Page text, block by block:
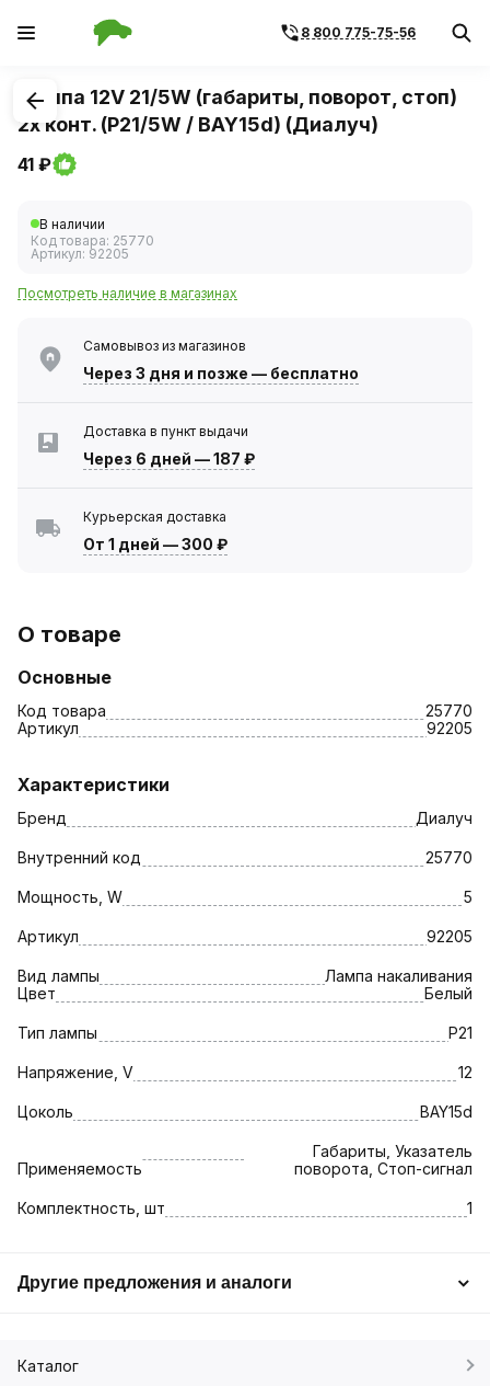
8 800 775-75-56
1/1
Лампа 12V 21/5W (габариты, поворот, стоп)
2х конт. (P21/5W / BAY15d) (Диалуч)
41 ₽
В наличии
Код товара: 25770
Артикул: 92205
Посмотреть наличие в магазинах
Самовывоз из магазинов
Через 3 дня и позже — бесплатно
Доставка в пункт выдачи
Через 6 дней —187 ₽
Курьерская доставка
От 1 дней —300 ₽
О товаре
Основные
Код товара
25770
Артикул
92205
Характеристики
Бренд Диалуч
Внутренний код 25770
Мощность, W 5
Артикул 92205
Вид лампы
Лампа накаливания
Цвет
Белый
Тип лампы P21
Напряжение, V 12
Цоколь BAY15d
Применяемость
Габариты, Указатель
поворота, Стоп-сигнал
Комплектность, шт 1
Другие предложения и аналоги
Каталог